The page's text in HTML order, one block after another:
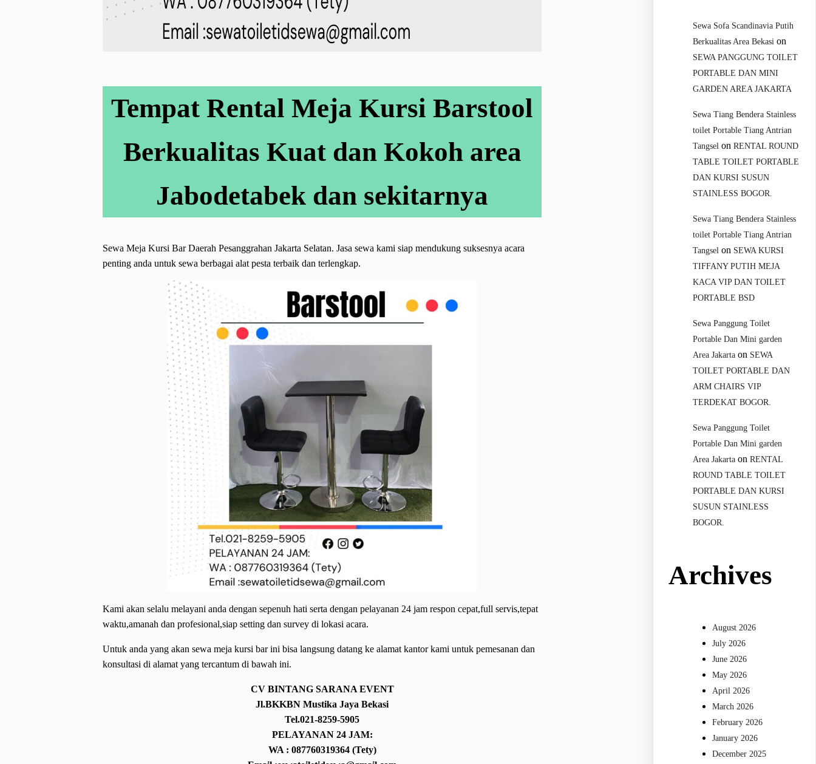
Tempat Rental Meja Kursi Barstool
Berkualitas Kuat dan Kokoh area
Jabodetabek dan sekitarnya
Sewa Meja Kursi Bar Daerah Pesanggrahan Jakarta Selatan. Jasa sewa kami siap mendukung suksesnya acara
penting anda untuk sewa berbagai alat pesta terbaik dan terlengkap.
Kami akan selalu melayani anda dengan sepenuh hati serta dengan pelayanan 24 jam respon cepat,full servis,tepat
waktu,amanah dan profesional,siap setting dan survey di lokasi acara.
Untuk anda yang akan sewa meja kursi bar ini bisa langsung datang ke alamat kantor kami untuk pemesanan dan
konsultasi di alamat yang tercantum di bawah ini.
CV BINTANG SARANA EVENT
Jl.BKKBN Mustika Jaya Bekasi
Tel.021-8259-5905
PELAYANAN 24 JAM:
WA : 087760319364 (Tety)
Sewa Sofa Scandinavia Putih
Berkualitas Area Bekasi on
SEWA PANGGUNG TOILET
PORTABLE DAN MINI
GARDEN AREA JAKARTA
Sewa Tiang Bendera Stainless
toilet Portable Tiang Antrian
Tangsel onRENTAL ROUND
TABLE TOILET PORTABLE
DAN KURSI SUSUN
STAINLESS BOGOR.
Sewa Tiang Bendera Stainless
toilet Portable Tiang Antrian
Tangsel on SEWA KURSI
TIFFANY PUTIH MEJA
KACA VIP DAN TOILET
PORTABLE BSD
Sewa Panggung Toilet
Portable Dan Mini garden
Area Jakarta on SEWA
TOILET PORTABLE DAN
ARM CHAIRS VIP
TERDEKAT BOGOR.
Sewa Panggung Toilet
Portable Dan Mini garden
Area Jakarta onRENTAL
ROUND TABLE TOILET
PORTABLE DAN KURSI
SUSUN STAINLESS
BOGOR.
Archives
August 2026
July 2026
June 2026
May 2026
April 2026
March 2026
February 2026
January 2026
December 2025